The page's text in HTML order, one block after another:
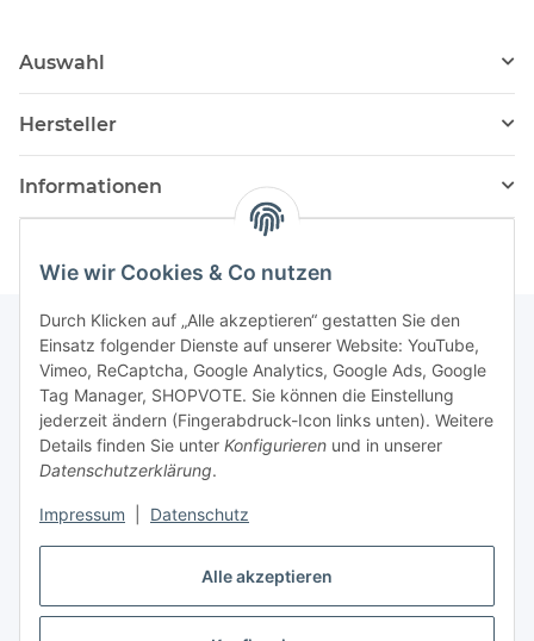
Alle akzeptieren
Wie wir Cookies & Co nutzen
Durch Klicken auf „Alle akzeptieren“ gestatten Sie den
Einsatz folgender Dienste auf unserer Website: YouTube,
Vimeo, ReCaptcha, Google Analytics, Google Ads, Google
Tag Manager, SHOPVOTE. Sie können die Einstellung
jederzeit ändern (Fingerabdruck-Icon links unten). Weitere
Details finden Sie unter Konfigurieren und in unserer
Datenschutzerklärung.
Impressum Datenschutz
Auswahl
Hersteller
Informationen
Newsletter Abonnieren
Bitte senden Sie mir entsprechend Ihrer
Datenschutzerklärung
regelmäßig und jederzeit widerruflich
Informationen zu Ihrem Produktsortiment per E-Mail zu.
Abonnieren
Newsletter Abonnieren